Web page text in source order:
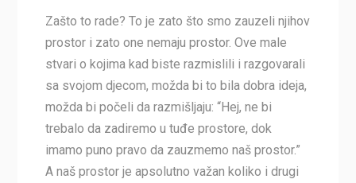
Zašto to rade? To je zato što smo zauzeli njihov
prostor i zato one nemaju prostor. Ove male
stvari o kojima kad biste razmislili i razgovarali
sa svojom djecom, možda bi to bila dobra ideja,
možda bi počeli da razmišljaju: “Hej, ne bi
trebalo da zadiremo u tuđe prostore, dok
imamo puno pravo da zauzmemo naš prostor.”
A naš prostor je apsolutno važan koliko i drugi